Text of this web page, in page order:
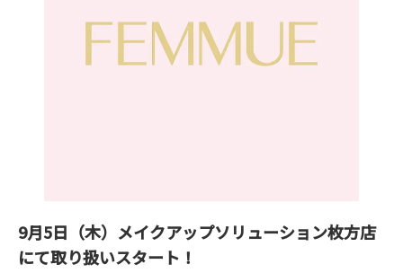
9月5日（木）メイクアップソリューション枚方店
にて取り扱いスタート！